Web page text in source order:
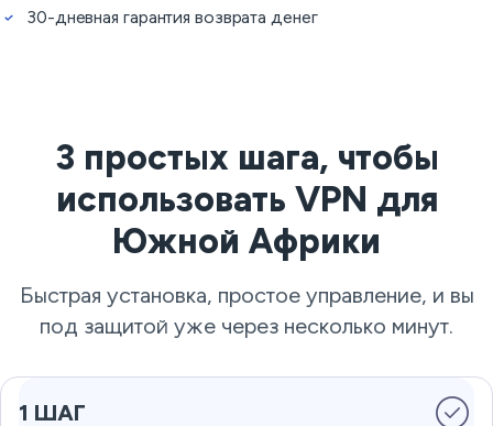
30-дневная гарантия возврата денег
3 простых шага, чтобы
использовать VPN для
Южной Африки
Быстрая установка, простое управление, и вы
под защитой уже через несколько минут.
1 ШАГ